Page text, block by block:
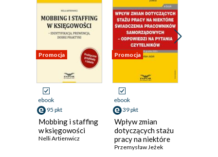
Promocja
ebook
95 pkt
Mobbing i staffing
w księgowości
Nelli Artienwicz
Promocja
ebook
39 pkt
Wpływ zmian
dotyczących stażu
pracy na niektóre
świadczenia
Przemysław Jeżek